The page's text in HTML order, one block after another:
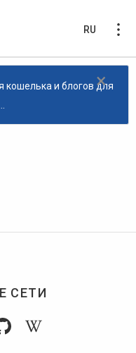
RU
×
и блогов для
СЕТИ